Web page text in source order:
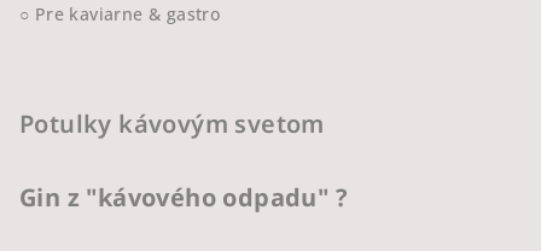
○ Pre kaviarne & gastro
Potulky kávovým svetom
Gin z "kávového odpadu" ?